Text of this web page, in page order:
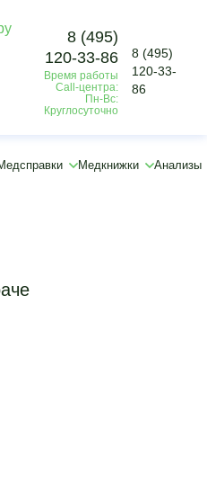
8 (495)
120-33-86
Время работы
Call-центра:
Пн-Вс:
Круглосуточно
8 (495)
120-33-
86
Медкнижки Анализы